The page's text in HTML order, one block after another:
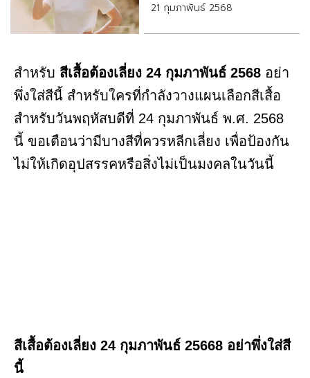
21 กุมภาพันธ์ 2568
สำหรับ สีเสื้อต้องเลี่ยง 24 กุมภาพันธ์ 2568 อย่า
พึ่งใส่สีนี้ สำหรับใครที่กำลังวางแผนเลือกสีเสื้อ
สำหรับวันพฤหัสบดีที่ 24 กุมภาพันธ์ พ.ศ. 2568
นี้ ขอเตือนว่ามีบางสีที่ควรหลีกเลี่ยง เพื่อป้องกัน
ไม่ให้เกิดอุปสรรคหรือสิ่งไม่เป็นมงคลในวันนี้
สีเสื้อต้องเลี่ยง 24 กุมภาพันธ์ 25668 อย่าพึ่งใส่สี
นี้